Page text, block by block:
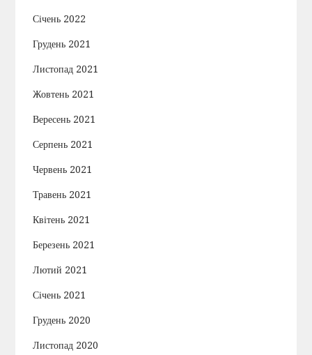
Січень 2022
Грудень 2021
Листопад 2021
Жовтень 2021
Вересень 2021
Серпень 2021
Червень 2021
Травень 2021
Квітень 2021
Березень 2021
Лютий 2021
Січень 2021
Грудень 2020
Листопад 2020